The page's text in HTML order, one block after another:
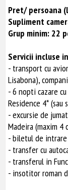
Pret/ persoana
Supliment
Grup minim: 22
Servicii incluse
- transport cu
Lisabona),
- 6 nopti cazare
Residence 4* (sau
- excursie de
Madeira (maxim 4
- biletul de intrare
- transfer cu
- transferul in
- insotitor roman